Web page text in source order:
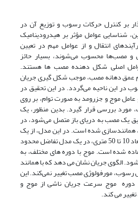
بر کنترل حرکات رسوب و توزیع آن در
شناسایی عوامل مؤثر بر هیدرودینامیک
انتقال و از عوامل مهم در تعیین
مصب‌ها محسوب می‌شوند، بسیار حائز
اصلی شکل دهنده مصب ها هستند.
دهانه مصب، موجب شکل گیری جریان
در این ناحیه می‌گردد. در این تحقیق در
موج و جزرومد به صورت توام، بر روی
بررسی قرار گیرد. بدین منظور، یک
یک مصب به دریای باز متصل می‌شود، در
نرم افزار مایک 21، همانندسازی شده است. در این مدل، از یک
شبکه مثلثی نامنظم، با ابعاد 10 تا 50 متری، در یک مدل تفاضل محدود
1 ثانیه استفاده شده است. موج با دوره های مختلف، به
الگوی جریان نشان می دهد که با همانند
رسوب، مورفولوژی مصب تغییر نمی‌کند. این
دوره موج سرعت جریان ناشی از موج و
می کند.